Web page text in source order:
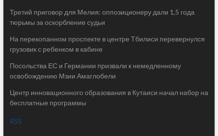
Третий приговор для Мелия: оппозиционеру дали 1,5 года
тюрьмы за оскорбление судьи
На перекопанном проспекте в центре Тбилиси перевернулся
грузовик с ребенком в кабине
Посольства ЕС и Германии призвали к немедленному
освобождению Мзии Амаглобели
Центр инновационного образования в Кутаиси начал набор на
бесплатные программы
RSS